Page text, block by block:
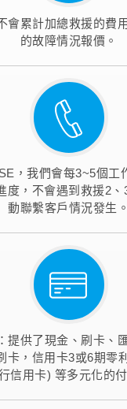
會累計加總救援的費
的故障情況報價。
，我們會每3~5個工
度，不會遇到救援2
動聯繫客戶情況發生。
提供了現金、刷卡、
卡，信用卡3或6期零
信用卡) 等多元化的